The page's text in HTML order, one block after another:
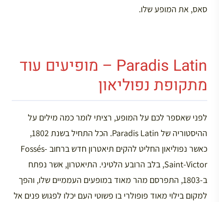
סאס, את המופע שלו.
Paradis Latin – מופיעים עוד
מתקופת נפוליאון
לפני שאספר לכם על המופע, רציתי לומר כמה מילים על
ההיסטוריה של Paradis Latin. הכל התחיל בשנת 1802,
כאשר נפוליאון החליט להקים תיאטרון חדש ברחוב Fossés-
Saint-Victor, בלב הרובע הלטיני. התיאטרון, אשר נפתח
ב-1803, התפרסם מהר מאוד במופעים העממיים שלו, והפך
למקום בילוי מאוד פופולרי בו פשוטי העם יכלו לפגוש פנים אל